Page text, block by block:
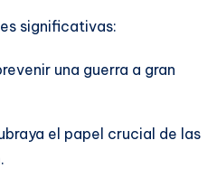
significativas:
una guerra a gran
el papel crucial de las